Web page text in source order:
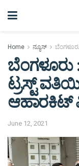
Home ನ್ಯೂಸ್
ಬೆಂಗಳೂರು
ಟ್ರಸ್ಟ್
ಆಹಾರಕಿಟ್
June 12, 2021